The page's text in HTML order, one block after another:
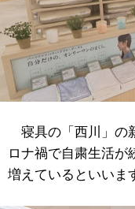
寝具の「西川」の
ロナ禍で自粛生活が
増えているといいま